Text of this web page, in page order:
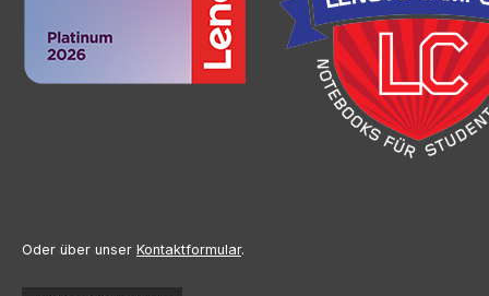
Oder über unser Kontaktformular.